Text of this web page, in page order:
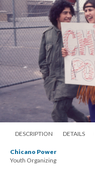
DESCRIPTION DETAILS
Chicano Power
Youth Organizing